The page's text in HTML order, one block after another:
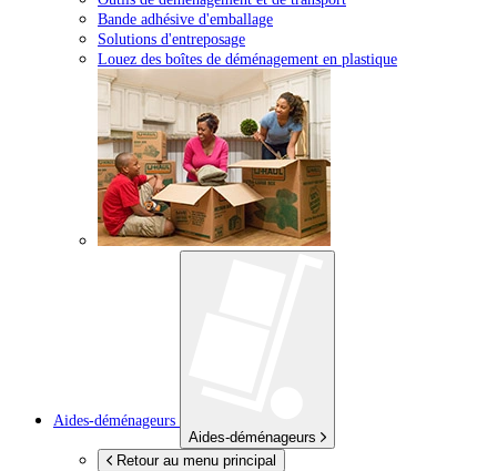
Bande adhésive d'emballage
Solutions d'entreposage
Louez des boîtes de déménagement en plastique
Aides-déménageurs
Aides-déménageurs
Retour au menu principal